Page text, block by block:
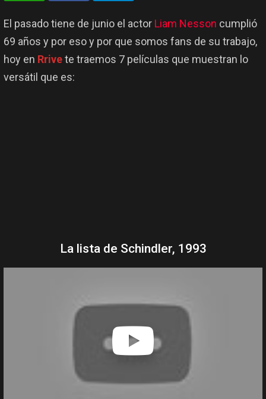
El pasado tiene de junio el actor Liam Nesson cumplió
69 años y por eso y por que somos fans de su trabajo,
hoy en Rrivete traemos 7 películas que muestran lo
versátil que es:
La lista de Schindler, 1993